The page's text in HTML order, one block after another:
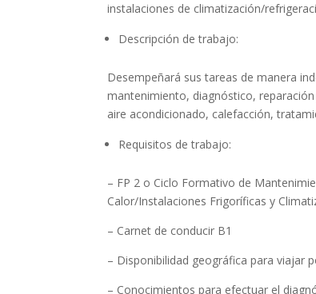
instalaciones de climatización/
Descripción de trabajo:
Desempeñará sus tareas de manera
mantenimiento, diagnóstico,
aire acondicionado, calefacción,
Requisitos de trabajo:
– FP 2 o Ciclo Formativo de
Calor/Instalaciones Frigoríficas y
– Carnet de conducir B1
– Disponibilidad geográfica para viajar
– Conocimientos para efectuar el